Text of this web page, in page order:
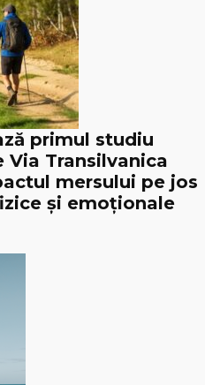
primul studiu
Transilvanica
mersului pe jos
și emoționale